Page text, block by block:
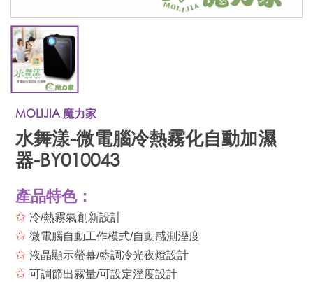
MOLIJIA 魔力家
水舞漾-微電腦冷熱霧化自動加濕
器-BY010043
產品特色：
✩冷/熱霧氣創新設計
✩微電腦自動工作模式/自動感測溼度
✩液晶顯示螢幕/藍調冷光夜燈設計
✩可調節出霧量/可設定溼度設計